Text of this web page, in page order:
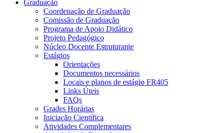
Graduação
Coordenação de Graduação
Comissão de Graduação
Programa de Apoio Didático
Projeto Pedagógico
Núcleo Docente Estruturante
Estágios
Orientações
Documentos necessários
Locais e planos de estágio FR405
Links Úteis
FAQs
Grades Horárias
Iniciação Científica
Atividades Complementares